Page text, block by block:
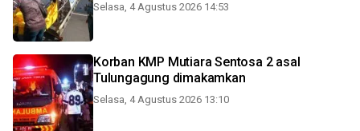
Selasa, 4 Agustus 2026 14:53
Korban KMP Mutiara Sentosa 2 asal
Tulungagung dimakamkan
Selasa, 4 Agustus 2026 13:10